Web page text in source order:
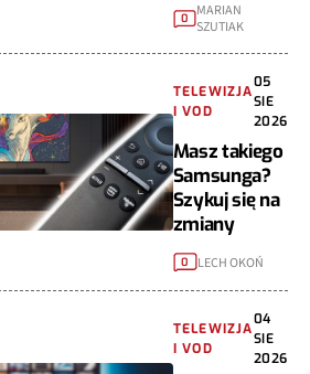
0
MARIAN
SZUTIAK
TELEWIZJA
I VOD
05
SIE
2026
Masz takiego
Samsunga?
Szykuj się na
zmiany
0 LECH OKOŃ
TELEWIZJA
I VOD
04
SIE
2026